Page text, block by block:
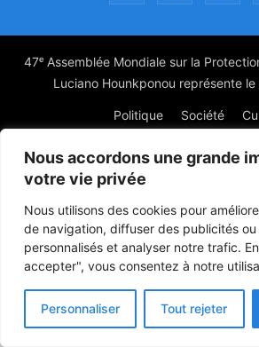
Nous accordons une grande
votre vie privée
Nous utilisons des cookies pour
de navigation, diffuser des publicités
personnalisés et analyser notre trafic.
accepter", vous consentez à notre
Personnaliser Tout rejeter
47ᵉ Assemblée Mondiale sur la
Luciano Hounkponou représente le
Politique Société
© Powered by digitXplus